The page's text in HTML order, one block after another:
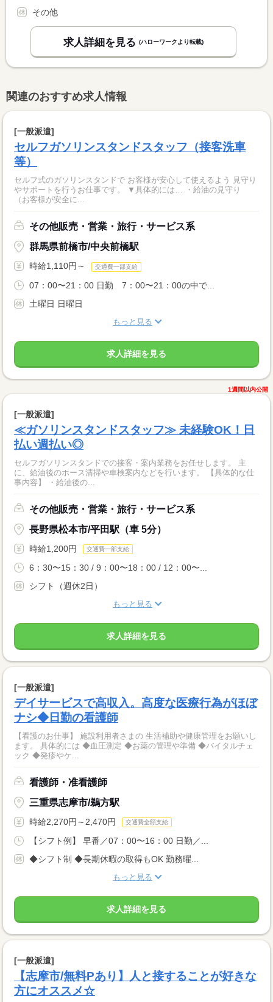
その他
求人詳細を見る (ハローワークより転載)
関連のおすすめ求人情報
[一般派遣]
セルフガソリンスタンドスタッフ（接客洗車
等）
セルフ式のガソリンスタンドで お客様が安心して使えるよう 見守り
やサポートを行うお仕事です。 ▼具体的には… ・給油の見守り
（お客様が安全に...
その他販売・営業・旅行・サービス系
群馬県前橋市/中央前橋駅
時給1,110円～ 交通費一部支給
07：00〜21：00 日勤 7：00〜21：00の中で...
土曜日 日曜日
もっと見る
求人詳細を見る
1週間以内公開
[一般派遣]
≪ガソリンスタンドスタッフ≫ 未経験OK！日
払い週払い◎
セルフガソリンスタンドでの接客・案内業務をお任せします。 主
に、給油後のホース清掃や車検案内などを行います。 【具体的な仕
事内容】 ・給油後の...
その他販売・営業・旅行・サービス系
長野県松本市/平田駅（車 5分）
時給1,200円 交通費一部支給
6：30〜15：30 / 9：00〜18：00 / 12：00〜...
シフト（週休2日）
もっと見る
求人詳細を見る
[一般派遣]
デイサービスで高収入。高度な医療行為がほぼ
ナシ◆日勤の看護師
【看護のお仕事】 施設利用者さまの 生活補助や健康管理をお願いし
ます。 具体的には ◆血圧測定 ◆お薬の管理や準備 ◆バイタルチェ
ック ◆発疹やケ...
看護師・准看護師
三重県志摩市/鵜方駅
時給2,270円～2,470円 交通費全額支給
【シフト例】 早番／07：00〜16：00 日勤／...
◆シフト制 ◆長期休暇の取得もOK 勤務曜...
もっと見る
求人詳細を見る
[一般派遣]
【志摩市/無料Pあり】人と接することが好きな
方にオススメ☆